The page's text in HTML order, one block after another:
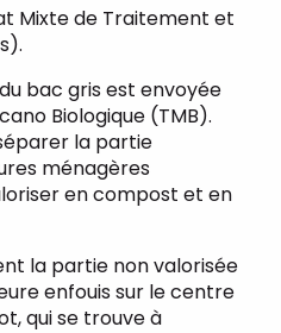
Mixte de Traitement et
bac gris est envoyée
Biologique (TMB).
la partie
ménagères
en compost et en
la partie non valorisée
enfouis sur le centre
qui se trouve à